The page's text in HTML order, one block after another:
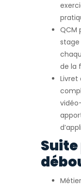
QCM
stage
de la